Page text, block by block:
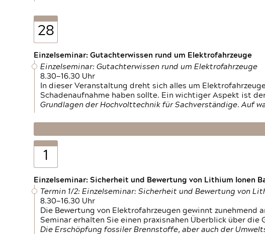
28
Einzelseminar: Gutachterwissen rund um Elektrofahrzeuge
Einzelseminar: Gutachterwissen rund um Elektrofahrzeuge
8.30—16.30 Uhr
In dieser Veranstaltung dreht sich alles um
Schadenaufnahme haben sollte. Ein wichtiger Aspekt ist
Grundlagen der Hochvolttechnik für Sachverständige. Auf
1
Einzelseminar: Sicherheit und Bewertung von Lithium Ionen
Termin 1/2: Einzelseminar: Sicherheit und Bewertung von
8.30—16.30 Uhr
Die Bewertung von Elektrofahrzeugen gewinnt zunehmend
Seminar erhalten Sie einen praxisnahen Überblick über
Die Erschöpfung fossiler Brennstoffe, aber auch der